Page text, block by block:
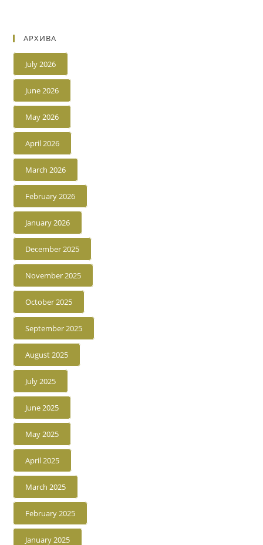
АРХИВА
July 2026
June 2026
May 2026
April 2026
March 2026
February 2026
January 2026
December 2025
November 2025
October 2025
September 2025
August 2025
July 2025
June 2025
May 2025
April 2025
March 2025
February 2025
January 2025